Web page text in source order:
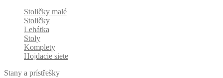
Stoličky malé
Stoličky
Lehátka
Stoly
Komplety
Hojdacie siete
Stany a prístřešky